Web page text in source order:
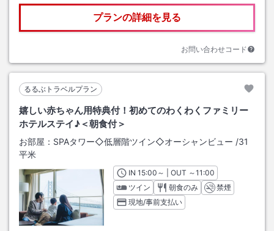
プランの詳細を見る
お問い合わせコード
るるぶトラベルプラン
嬉しい赤ちゃん用特典付！初めてのわくわくファミリー
ホテルステイ♪＜朝食付＞
お部屋： SPAタワー◇低層階ツイン◇オーシャンビュー /31
平米
INチェックイン
15:00 ～ | OUT チェックアウト
～11:00
ツイン
朝食のみ
禁煙
現地/事前支払い